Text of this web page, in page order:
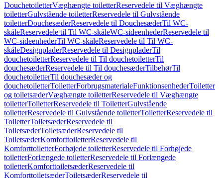
DouchetoiletterVæghængte toiletterReservedele til Væghængte
toiletterGulvstående toiletterReservedele til Gulvstående
toiletterDouchesæderReservedele til DouchesæderTil WC-
skåleReservedele til Til WC-skåleWC-sideenhederReservedele til
WC-sideenhederTil WC-skåleReservedele til Til WC-
skåleDesignpladerReservedele til DesignpladerTil
douchetoiletterReservedele til Til douchetoiletterTil
douchesæderReservedele til Til douchesæderTilbehørTil
douchetoiletterTil douchesæder og
douchetoiletterToiletterForbrugsmaterialeFunktionsenhederToiletter
og toiletsæderVæghængte toiletterReservedele til Væghængte
toiletterToiletterReservedele til ToiletterGulvstående
toiletterReservedele til Gulvstående toiletterToiletterReservedele til
ToiletterToiletsæderReservedele til
ToiletsæderToiletsæderReservedele til
ToiletsæderKomforttoiletterReservedele til
KomforttoiletterForhøjede toiletterReservedele til Forhøjede
toiletterForlængede toiletterReservedele til Forlængede
toiletterKomforttoiletsæderReservedele til
KomforttoiletsæderToiletsæderReservedele til